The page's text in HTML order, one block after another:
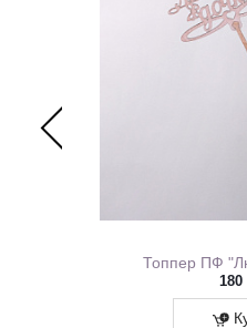
Топпер ПФ
180